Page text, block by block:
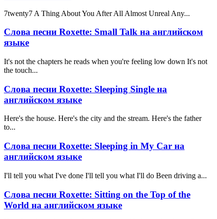
7twenty7 A Thing About You After All Almost Unreal Any...
Слова песни Roxette: Small Talk на английском
языке
It's not the chapters he reads when you're feeling low down It's not
the touch...
Слова песни Roxette: Sleeping Single на
английском языке
Here's the house. Here's the city and the stream. Here's the father
to...
Слова песни Roxette: Sleeping in My Car на
английском языке
I'll tell you what I've done I'll tell you what I'll do Been driving a...
Слова песни Roxette: Sitting on the Top of the
World на английском языке